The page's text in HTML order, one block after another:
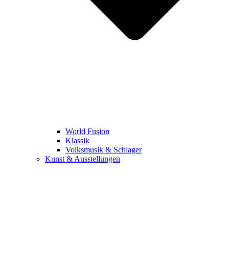
World Fusion
Klassik
Volksmusik & Schlager
Kunst & Ausstellungen